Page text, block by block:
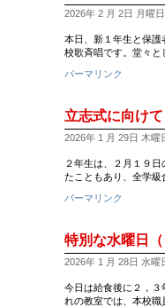
2026年 2 月 2日 月曜
本日、新１年生と保護
校歌斉唱です。堂々
パーマリンク
立志式に向け
2026年 1 月 29日 木曜
２年生は、２月１９
たこともあり、全学
パーマリンク
特別な水曜日
2026年 1 月 28日 水曜
今日は給食後に２，
れの教室では、本校